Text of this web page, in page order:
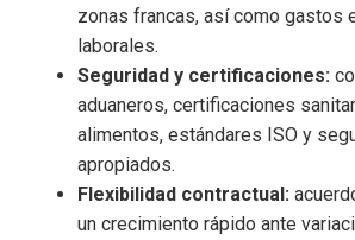
zonas francas, así como gastos
laborales.
Seguridad y certificaciones:
aduaneros, certificaciones
alimentos, estándares ISO y
apropiados.
Flexibilidad contractual:
un crecimiento rápido ante